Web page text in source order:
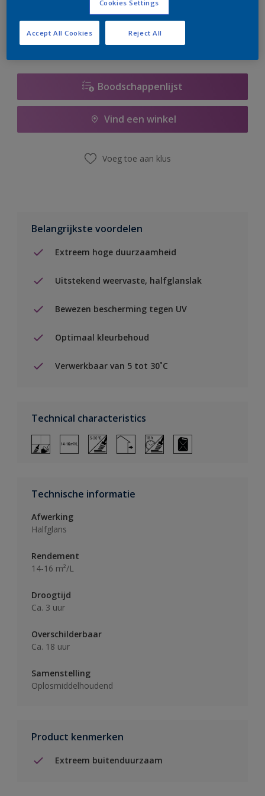
er hard aan om de voorraad aan te vullen.
Boodschappenlijst
Vind een winkel
Voeg toe aan klus
Belangrijkste voordelen
Extreem hoge duurzaamheid
Uitstekend weervaste, halfglanslak
Bewezen bescherming tegen UV
Optimaal kleurbehoud
Verwerkbaar van 5 tot 30˚C
Technical characteristics
Technische informatie
Afwerking
Halfglans
Rendement
14-16 m²/L
Droogtijd
Ca. 3 uur
Overschilderbaar
Ca. 18 uur
Samenstelling
Oplosmiddelhoudend
Product kenmerken
Extreem buitenduurzaam
Cookies Settings
Reject All
Accept All Cookies